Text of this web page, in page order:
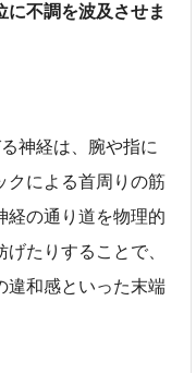
に不調を波及させま
神経は、腕や指に
クによる首周りの筋
経の通り道を物理的
たりすることで、
違和感といった末端